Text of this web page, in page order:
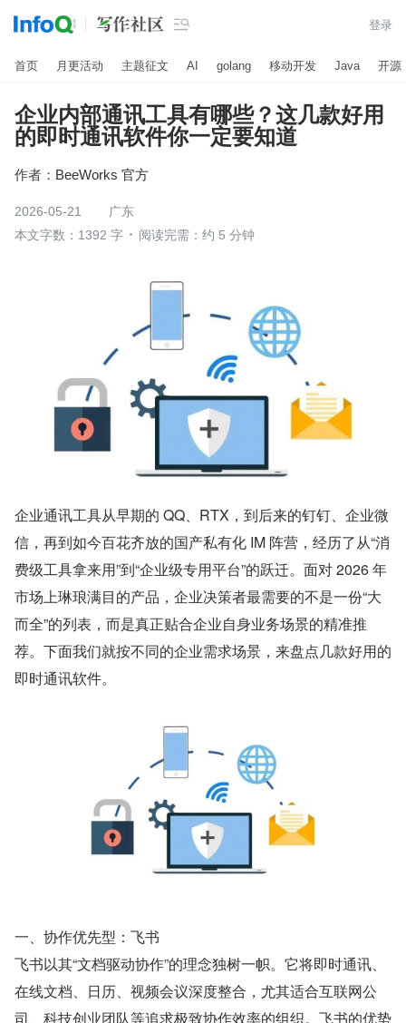
 登录
首页 月更活动 主题征文 AI golang 移动开发 Java 开源
企业内部通讯工具有哪些？这几款好用
的即时通讯软件你一定要知道
作者： BeeWorks 官方
2026-05-21
广东
本文字数：1392 字
阅读完需：约 5 分钟
企业通讯工具从早期的 QQ、RTX，到后来的钉钉、企业微
信，再到如今百花齐放的国产私有化 IM 阵营，经历了从“消
费级工具拿来用”到“企业级专用平台”的跃迁。面对 2026 年
市场上琳琅满目的产品，企业决策者最需要的不是一份“大
而全”的列表，而是真正贴合企业自身业务场景的精准推
荐。下面我们就按不同的企业需求场景，来盘点几款好用的
即时通讯软件。
一、协作优先型：飞书
飞书以其“文档驱动协作”的理念独树一帜。它将即时通讯、
在线文档、日历、视频会议深度整合，尤其适合互联网公
司、科技创业团队等追求极致协作效率的组织。飞书的优势